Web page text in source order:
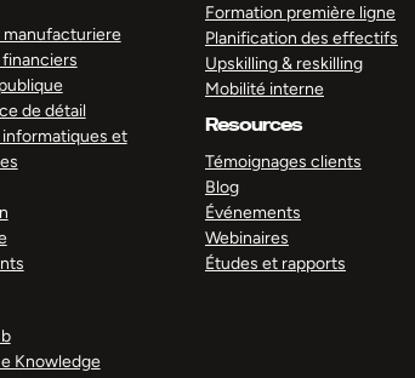
manufacturiere
de détail
et
Knowledge
Formation première ligne
Planification des effectifs
Upskilling & reskilling
Mobilité interne
Resources
Témoignages clients
Blog
Événements
Webinaires
Études et rapports